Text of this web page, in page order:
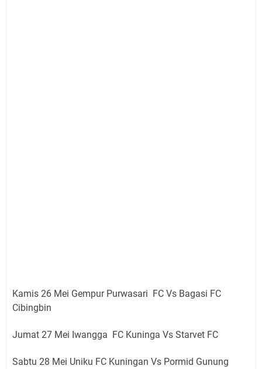
Kamis 26 Mei Gempur Purwasari FC Vs Bagasi FC
Cibingbin
Jumat 27 Mei Iwangga FC Kuninga Vs Starvet FC
Sabtu 28 Mei Uniku FC Kuningan Vs Pormid Gunung